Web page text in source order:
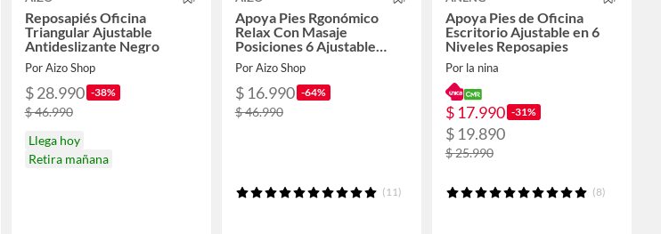
Reposapiés Oficina
Triangular Ajustable
Antideslizante Negro
Por Aizo Shop
$ 28.990 -38%
$ 46.990
Llega hoy
Retira mañana
Apoya Pies Rgonómico
Relax Con Masaje
Posiciones 6 Ajustable
blanco
Por Aizo Shop
$ 16.990 -64%
$ 46.990
(11)
Apoya Pies de Oficina
Escritorio Ajustable en 6
Niveles Reposapies
Por la nina
$ 17.990 -31%
$ 19.890
$ 25.990
(8)